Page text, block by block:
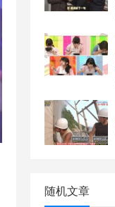
随机文章